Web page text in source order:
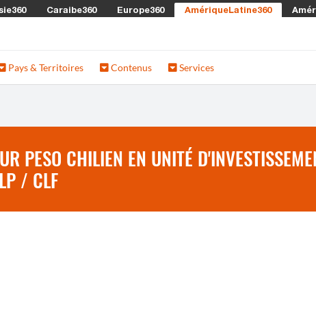
Caraibe360 Europe360 AmériqueLatine360
Pays & Territoires Contenus Services
PESO CHILIEN EN UNITÉ
/ CLF